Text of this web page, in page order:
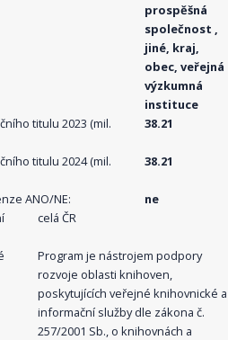
prospěšná
společnost ,
jiné, kraj,
obec, veřejná
výzkumná
instituce
titulu 2023 (mil.
38.21
titulu 2024 (mil.
38.21
ANO/NE:
ne
celá ČR
Program je nástrojem podpory
rozvoje oblasti knihoven,
poskytujících veřejné knihovnické a
informační služby dle zákona č.
257/2001 Sb., o knihovnách a